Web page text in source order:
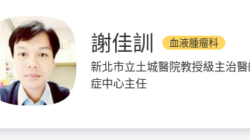
謝佳訓 血液腫瘤科
新北市立土城醫院教授級主治
症中心主任